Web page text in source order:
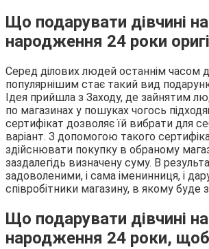
Що подарувати дівчині
народження 24 роки
Серед ділових людей останнім часом
популярнішим стає такий вид
Ідея прийшла з Заходу, де зайнятим
по магазинах у пошуках чогось
сертифікат дозволяє їй вибрати для
варіант. З допомогою такого
здійснювати покупку в обраному
заздалегідь визначену суму. В
задоволеними, і сама іменинниця, і
співробітники магазину, в якому буде
Що подарувати дівчині
народження 24 роки,